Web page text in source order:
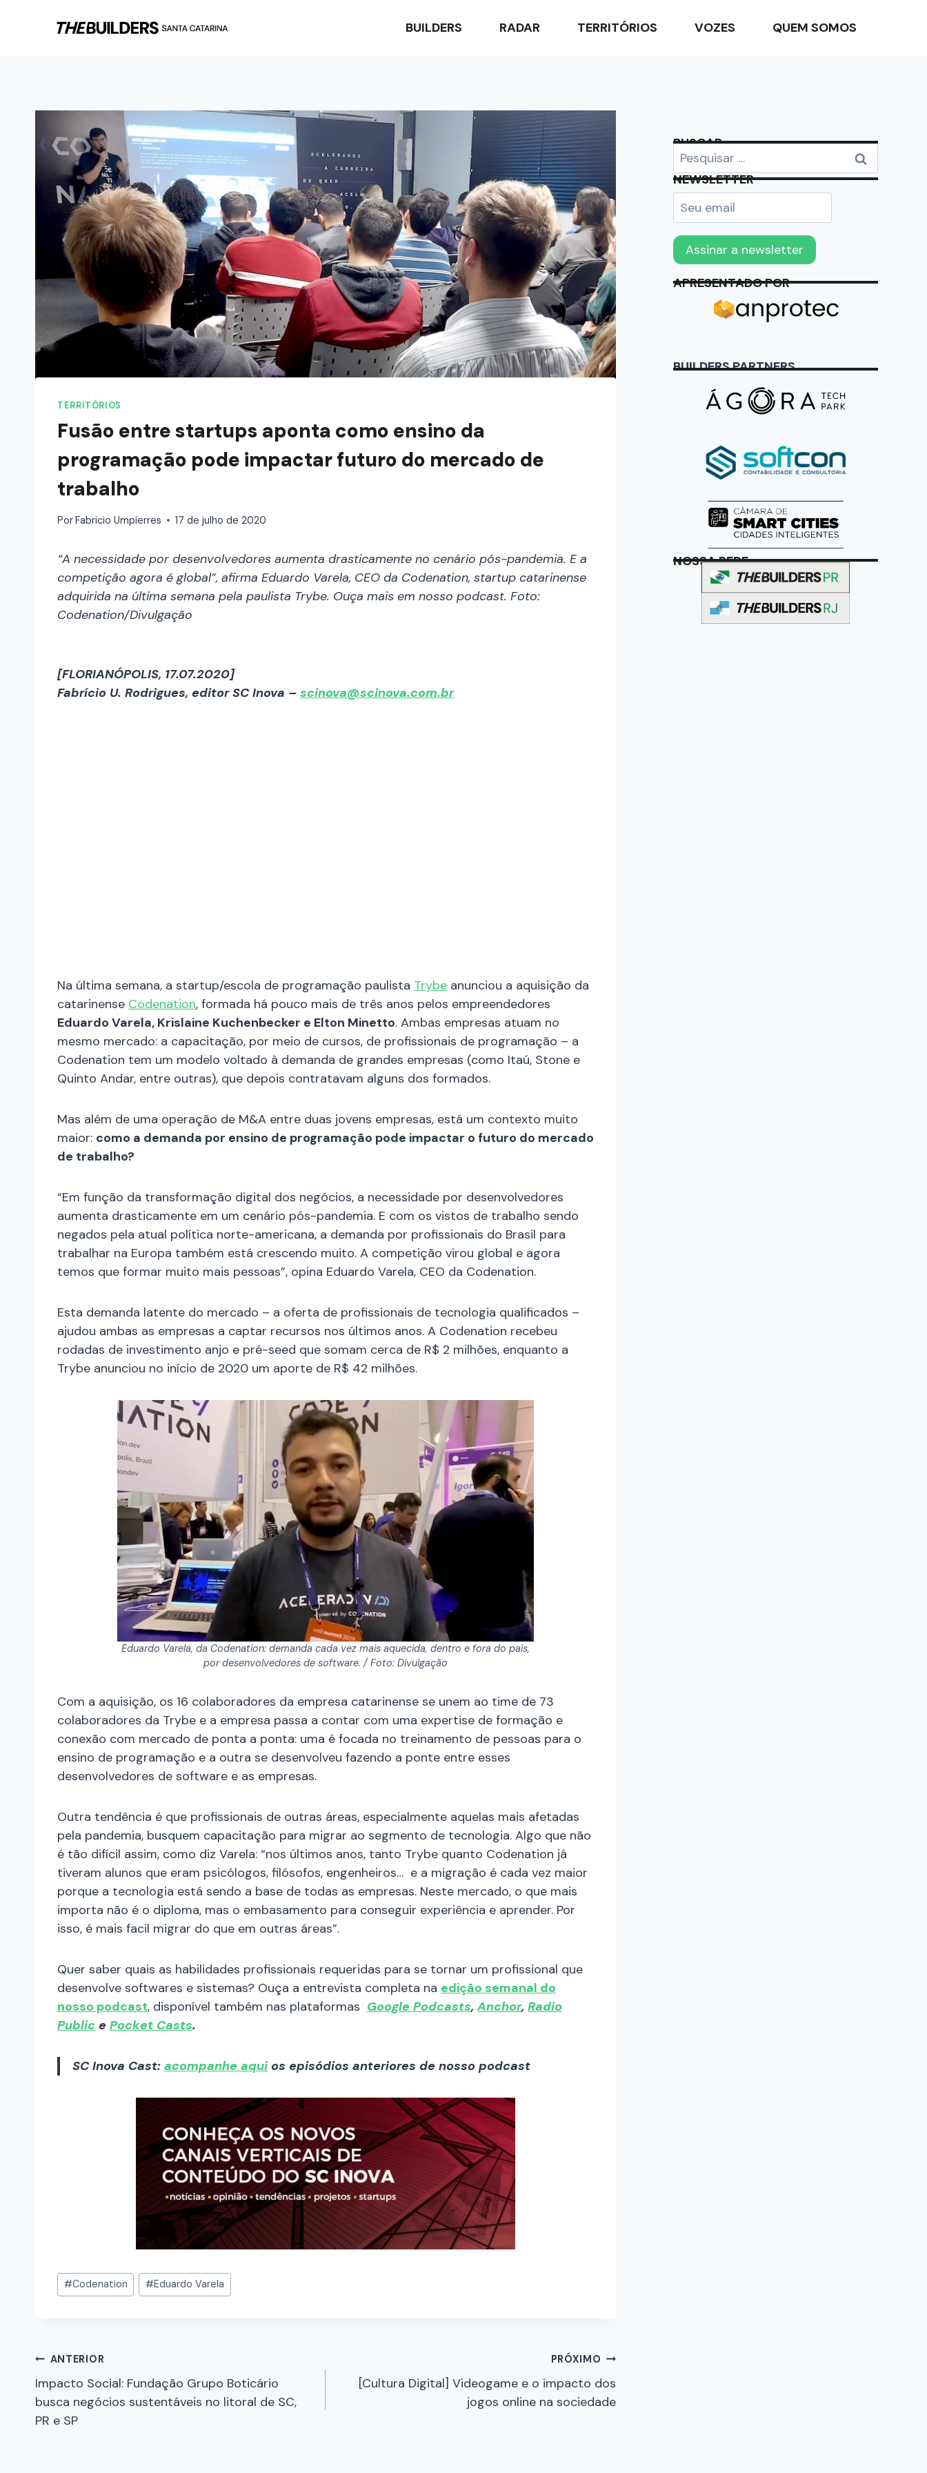
BUILDERS RADAR TERRITÓRIOS VOZES QUEM SOMOS
TERRITÓRIOS
Fusão entre startups aponta como ensino da
programação pode impactar futuro do mercado de
trabalho
PorFabricio Umpierres 17 de julho de 2020
“A necessidade por desenvolvedores aumenta drasticamente no cenário pós-pandemia. E a
competição agora é global”, afirma Eduardo Varela, CEO da Codenation, startup catarinense
adquirida na última semana pela paulista Trybe. Ouça mais em nosso podcast. Foto:
Codenation/Divulgação
[FLORIANÓPOLIS, 17.07.2020]
Fabrício U. Rodrigues, editor SC Inova – scinova@scinova.com.br
Na última semana, a startup/escola de programação paulista Trybe anunciou a aquisição da
catarinense Codenation, formada há pouco mais de três anos pelos empreendedores
Eduardo Varela, Krislaine Kuchenbecker e Elton Minetto. Ambas empresas atuam no
mesmo mercado: a capacitação, por meio de cursos, de profissionais de programação – a
Codenation tem um modelo voltado à demanda de grandes empresas (como Itaú, Stone e
Quinto Andar, entre outras), que depois contratavam alguns dos formados.
Mas além de uma operação de M&A entre duas jovens empresas, está um contexto muito
maior: como a demanda por ensino de programação pode impactar o futuro do mercado
de trabalho?
“Em função da transformação digital dos negócios, a necessidade por desenvolvedores
aumenta drasticamente em um cenário pós-pandemia. E com os vistos de trabalho sendo
negados pela atual política norte-americana, a demanda por profissionais do Brasil para
trabalhar na Europa também está crescendo muito. A competição virou global e agora
temos que formar muito mais pessoas”, opina Eduardo Varela, CEO da Codenation.
Esta demanda latente do mercado – a oferta de profissionais de tecnologia qualificados –
ajudou ambas as empresas a captar recursos nos últimos anos. A Codenation recebeu
rodadas de investimento anjo e pré-seed que somam cerca de R$ 2 milhões, enquanto a
Trybe anunciou no início de 2020 um aporte de R$ 42 milhões.
Eduardo Varela, da Codenation: demanda cada vez mais aquecida, dentro e fora do país,
por desenvolvedores de software. / Foto: Divulgação
Com a aquisição, os 16 colaboradores da empresa catarinense se unem ao time de 73
colaboradores da Trybe e a empresa passa a contar com uma expertise de formação e
conexão com mercado de ponta a ponta: uma é focada no treinamento de pessoas para o
ensino de programação e a outra se desenvolveu fazendo a ponte entre esses
desenvolvedores de software e as empresas.
Outra tendência é que profissionais de outras áreas, especialmente aquelas mais afetadas
pela pandemia, busquem capacitação para migrar ao segmento de tecnologia. Algo que não
é tão difícil assim, como diz Varela: “nos últimos anos, tanto Trybe quanto Codenation já
tiveram alunos que eram psicólogos, filósofos, engenheiros… e a migração é cada vez maior
porque a tecnologia está sendo a base de todas as empresas. Neste mercado, o que mais
importa não é o diploma, mas o embasamento para conseguir experiência e aprender. Por
isso, é mais facil migrar do que em outras áreas”.
Quer saber quais as habilidades profissionais requeridas para se tornar um profissional que
desenvolve softwares e sistemas? Ouça a entrevista completa na edição semanal do
nosso podcast, disponível também nas plataformas Google Podcasts,Anchor, Radio
Public e Pocket Casts.
SC Inova Cast: acompanhe aquios episódios anteriores de nosso podcast
#Codenation #Eduardo Varela
ANTERIOR
Impacto Social: Fundação Grupo Boticário
busca negócios sustentáveis no litoral de SC,
PR e SP
PRÓXIMO
[Cultura Digital] Videogame e o impacto dos
jogos online na sociedade
BUSCAR
NEWSLETTER
APRESENTADO POR
BUILDERS PARTNERS
NOSSA REDE